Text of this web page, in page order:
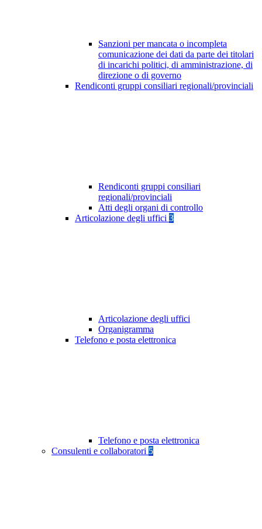
Sanzioni per mancata o incompleta
comunicazione dei dati da parte dei titolari
di incarichi politici, di amministrazione, di
direzione o di governo
Rendiconti gruppi consiliari regionali/provinciali
Rendiconti gruppi consiliari
regionali/provinciali
Atti degli organi di controllo
Articolazione degli uffici 3
Articolazione degli uffici
Organigramma
Telefono e posta elettronica
Telefono e posta elettronica
Consulenti e collaboratori 5